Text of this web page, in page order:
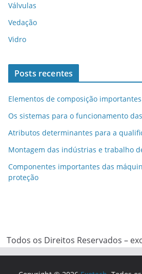
Válvulas
Vedação
Vidro
Posts recentes
Elementos de composição
Os sistemas para o funcionamento
Atributos determinantes para a
Montagem das indústrias e trabalho
Componentes importantes das
proteção
Todos os Direitos Reservados –